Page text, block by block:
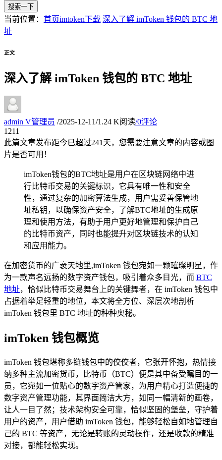
搜索一下
当前位置： 首页imtoken下载 深入了解 imToken 钱包的 BTC 地
址
正文
深入了解 imToken 钱包的 BTC 地址
admin V管理员 /2025-12-11/1.24 K阅读/0评论
1211
此篇文章发布距今已超过241 天，您需要注意文章的内容或图
片是否可用！
imToken钱包的BTC地址是用户在区块链网络中进
行比特币交易的关键标识，它具有唯一性和安全
性，通过复杂的加密算法生成，用户需妥善保管地
址私钥，以确保资产安全，了解BTC地址的生成原
理和使用方法，有助于用户更好地管理和保护自己
的比特币资产，同时也能提升对区块链技术的认知
和应用能力。
在加密货币的广袤天地里,imToken 钱包宛如一颗璀璨明星，作
为一款声名远扬的数字资产钱包，吸引着众多目光，而 BTC
地址，恰似比特币交易舞台上的关键舞者，在 imToken 钱包中
占据着举足轻重的地位，本文将全方位、深层次地剖析
imToken 钱包里 BTC 地址的种种奥秘。
imToken 钱包概览
imToken 钱包堪称多链钱包中的佼佼者，它张开怀抱，热情接
纳多种主流加密货币，比特币（BTC）便是其中备受瞩目的一
员，它宛如一位贴心的数字资产管家，为用户精心打造便捷的
数字资产管理功能，其界面简洁大方，如同一幅清新的画卷，
让人一目了然；技术架构安全可靠，恰似坚固的堡垒，守护着
用户的资产，用户借助 imToken 钱包，能够轻松自如地管理自
己的 BTC 等资产，无论是转账的灵动操作，还是收款的精准
对接，都能轻松实现。